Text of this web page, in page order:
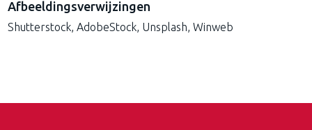
Afbeeldingsverwijzingen
Shutterstock, AdobeStock, Unsplash, Winweb